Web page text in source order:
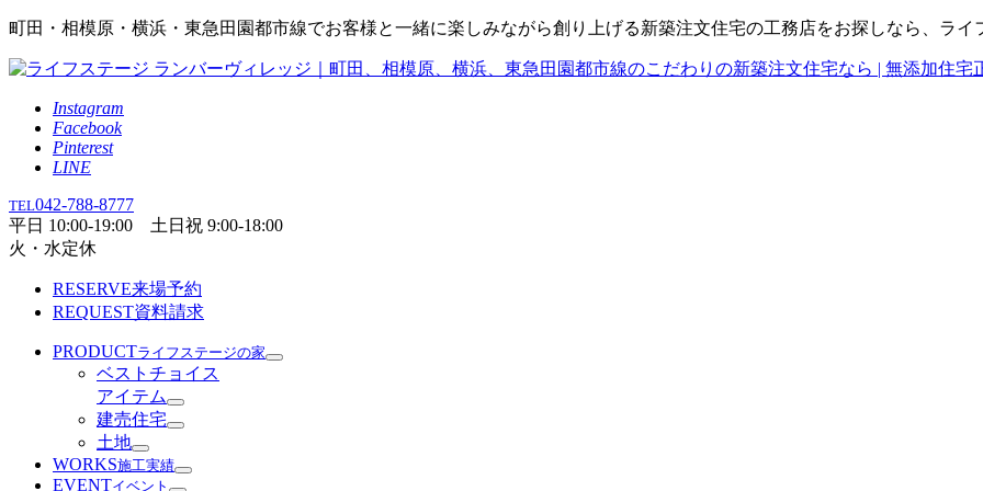
町田・相模原・横浜・東急田園都市線でお客様と一緒に楽しみながら創り上げる新築注文住宅の工務店をお探しなら、ライ
Instagram
Facebook
Pinterest
LINE
TEL042-788-8777
平日 10:00-19:00 土日祝 9:00-18:00
火・水定休
RESERVE来場予約
REQUEST資料請求
PRODUCTライフステージの家
ベストチョイス
アイテム
建売住宅
土地
WORKS施工実績
EVENTイベント